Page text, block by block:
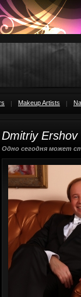
Makeup Artists
Dmitriy Ershov
Одно сегодня может